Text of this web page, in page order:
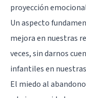
proyección
Un aspecto
mejora en nuestras
veces, sin darnos
infantiles en
El miedo al